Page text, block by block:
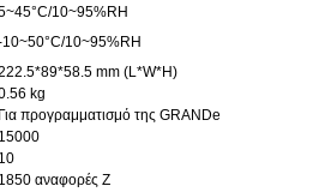
10~95%RH
10~50°C/10~95%RH
mm (L*W*H)
kg
Για προγραμματισμό της GRANDe
15000
10
1850 αναφορές Z